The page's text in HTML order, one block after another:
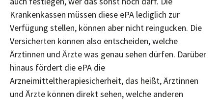
Krankenkassen müssen diese ePA lediglich zur
Verfügung stellen, können aber nicht reingucken. Die
Versicherten können also entscheiden, welche
Ärztinnen und Ärzte was genau sehen dürfen. Darüber
hinaus fördert die ePA die
Arzneimitteltherapiesicherheit, das heißt, Ärztinnen
und Ärzte können direkt sehen, welche anderen